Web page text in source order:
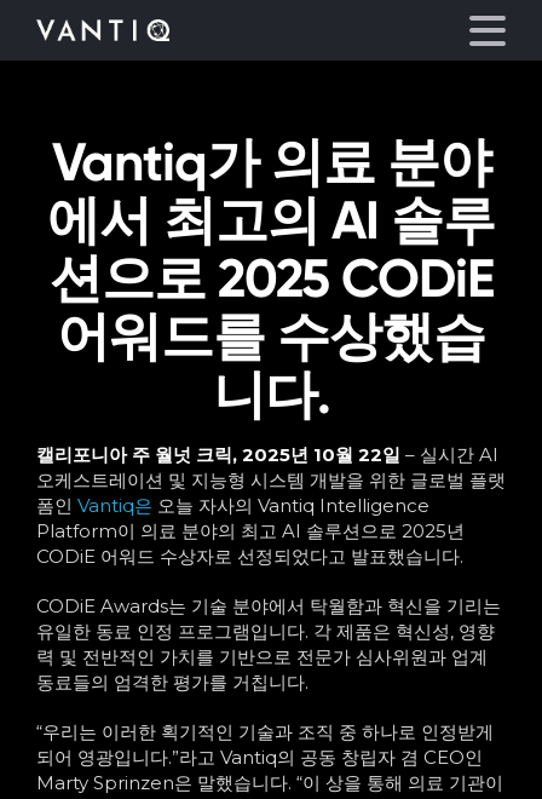
플랫폼
산업
파트너
회사
언어
Vantiq가 의료 분야
에서 최고의 AI 솔루
션으로 2025 CODiE
어워드를 수상했습
니다.
캘리포니아 주 월넛 크릭, 2025년 10월 22일 – 실시간 AI
오케스트레이션 및 지능형 시스템 개발을 위한 글로벌 플랫
폼인 Vantiq은 오늘 자사의 Vantiq Intelligence
Platform이 의료 분야의 최고 AI 솔루션으로 2025년
CODiE 어워드 수상자로 선정되었다고 발표했습니다.
CODiE Awards는 기술 분야에서 탁월함과 혁신을 기리는
유일한 동료 인정 프로그램입니다. 각 제품은 혁신성, 영향
력 및 전반적인 가치를 기반으로 전문가 심사위원과 업계
동료들의 엄격한 평가를 거칩니다.
“우리는 이러한 획기적인 기술과 조직 중 하나로 인정받게
되어 영광입니다.”라고 Vantiq의 공동 창립자 겸 CEO인
Marty Sprinzen은 말했습니다. “이 상을 통해 의료 기관이